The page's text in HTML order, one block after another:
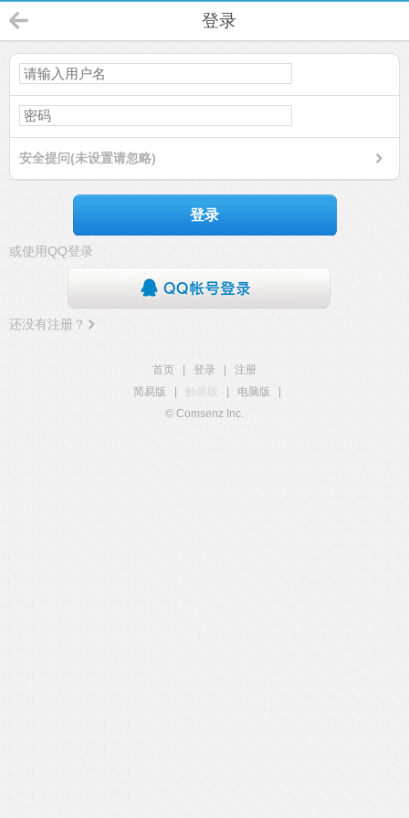
登录
安全提问(未设置请忽略)
登录
或使用QQ登录
还没有注册？
首页 登录
注册
简易版
触屏版 电脑版
© Comsenz Inc.